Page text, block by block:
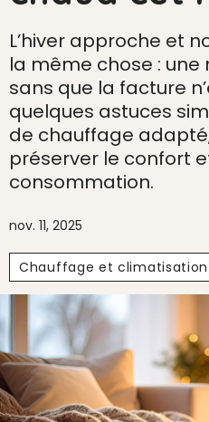
L’hiver approche et
la même chose :
sans que la facture
quelques astuces
de chauffage
préserver le confort
consommation.
nov. 11, 2025
Chauffage et climatisation